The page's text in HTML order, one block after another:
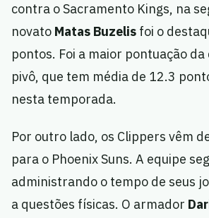
contra o Sacramento Kings, na
novato Matas Buzelis foi o
pontos. Foi a maior pontuação
pivô, que tem média de 12.3
nesta temporada.
Por outro lado, os Clippers vêm
para o Phoenix Suns. A equipe
administrando o tempo de seus
a questões físicas. O armador